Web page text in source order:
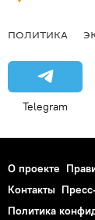
ПОЛИТИКА
Telegram
О проекте
Контакты
Политика